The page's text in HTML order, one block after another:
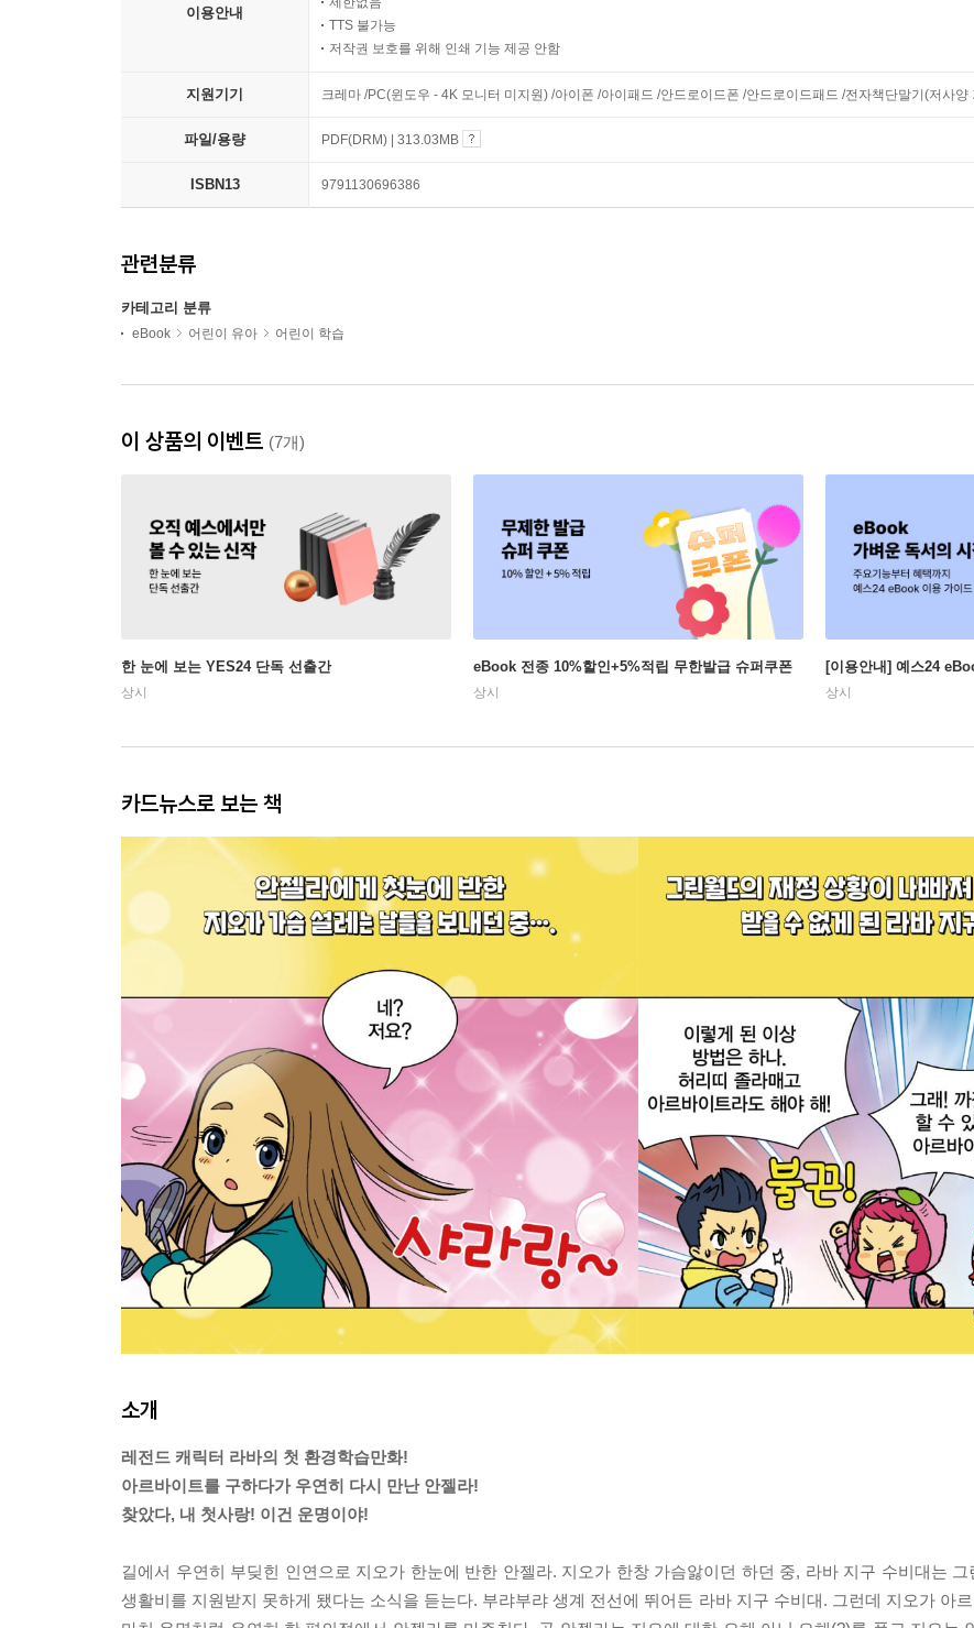
이용안내
TTS 불가능
저작권 보호를 위해 인쇄 기능 제공 안함
지원기기 크레마 /PC(윈도우 - 4K 모니터 미지원) /아이폰 /아이패드 /안드로이드폰 /안드로이드패드 /전자책단말기(저사
파일/용량 PDF(DRM) | 313.03MB
ISBN13 9791130696386
관련분류
카테고리 분류
eBook 어린이 유아 어린이 학습
이 상품의 이벤트 (7개)
한 눈에 보는 YES24 단독 선출간
상시
eBook 전종 10%할인+5%적립 무한발급 슈퍼쿠폰
상시
[이용안내] 예스24
상시
카드뉴스로 보는 책
소개
레전드 캐릭터 라바의 첫 환경학습만화!
아르바이트를 구하다가 우연히 다시 만난 안젤라!
찾았다, 내 첫사랑! 이건 운명이야!
길에서 우연히 부딪힌 인연으로 지오가 한눈에 반한 안젤라. 지오가 한창 가슴앓이던 하던 중, 라바 지구 수비대는 그
생활비를 지원받지 못하게 됐다는 소식을 듣는다. 부랴부랴 생계 전선에 뛰어든 라바 지구 수비대. 그런데 지오가 아